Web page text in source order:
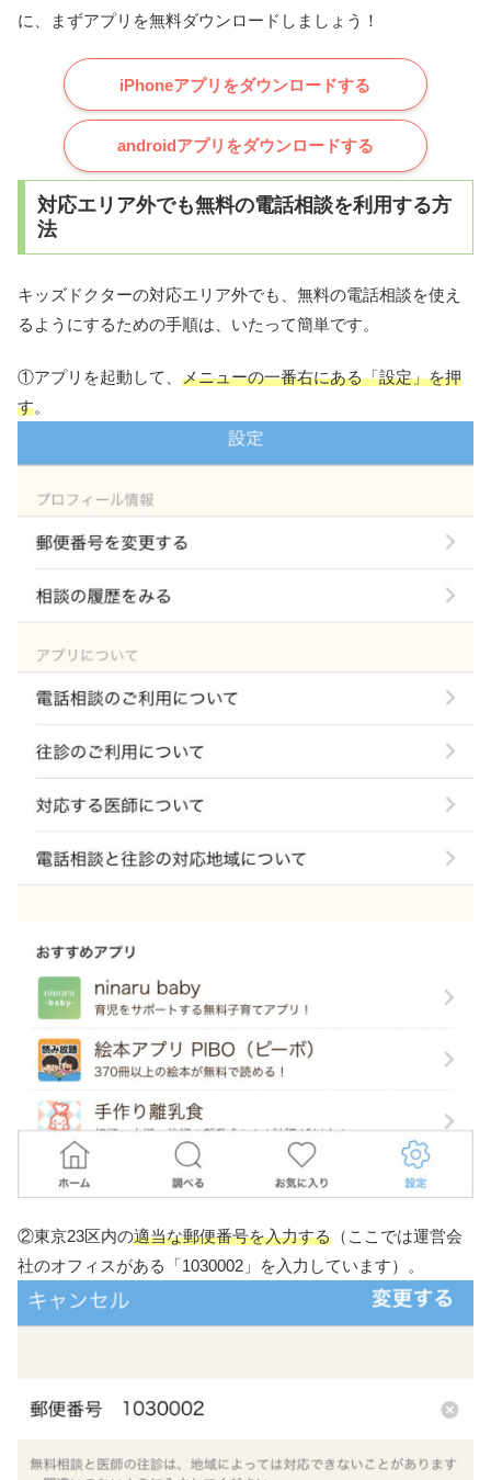
に、まずアプリを無料ダウンロードしましょう！
iPhoneアプリをダウンロードする
androidアプリをダウンロードする
対応エリア外でも無料の電話相談を利用する方
法
キッズドクターの対応エリア外でも、無料の電話相談を使え
るようにするための手順は、いたって簡単です。
①アプリを起動して、 メニューの一番右にある「設定」を押
す。
②東京23区内の適当な郵便番号を入力する （ここでは運営会
社のオフィスがある「1030002」を入力しています）。